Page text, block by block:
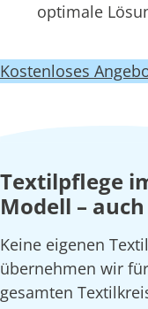
optimale
Kostenloses
Textilpflege
Modell –
Keine eigenen
übernehmen wir
gesamten